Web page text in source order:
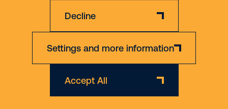
Decline
Settings and more information
Accept All